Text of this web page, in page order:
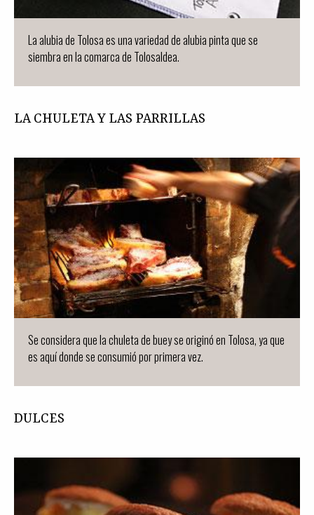
La alubia de Tolosa es una variedad de alubia pinta que se
siembra en la comarca de Tolosaldea.
LA CHULETA Y LAS PARRILLAS
Se considera que la chuleta de buey se originó en Tolosa, ya que
es aquí donde se consumió por primera vez.
DULCES